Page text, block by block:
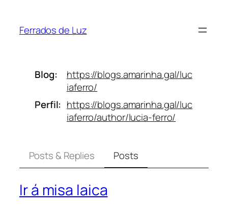
contido
Ferrados de Luz
Blog https://blogs.amarinha.gal/luc
iaferro/
Perfil
https://blogs.amarinha.gal/luc
iaferro/author/lucia-ferro/
Posts & Replies Posts
Ir á misa laica